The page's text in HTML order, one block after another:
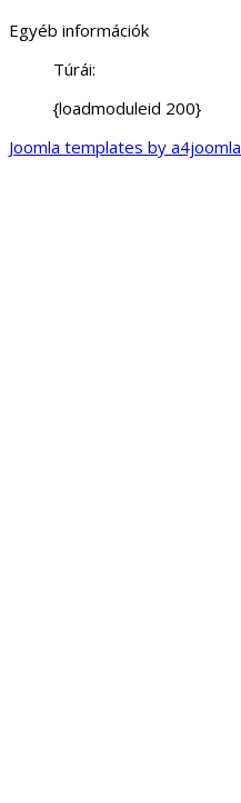
Egyéb információk
Túrái:
{loadmoduleid 200}
Joomla templates by a4joomla